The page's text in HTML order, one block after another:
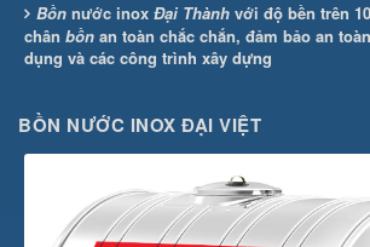
Bồn nước inox Đại Thành với độ bền trên
chân bồn an toàn chắc chắn, đảm bảo an
dụng và các công trình xây dựng
BỒN NƯỚC INOX ĐẠI VIỆT